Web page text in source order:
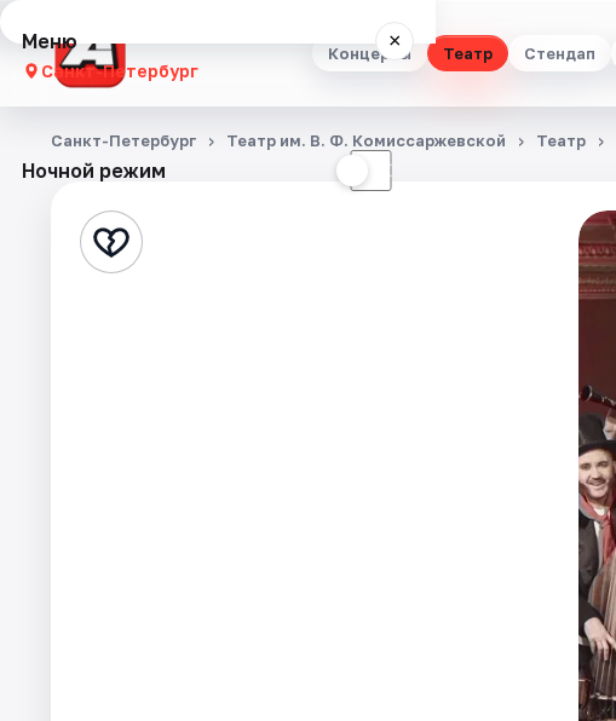
Концерты Театр Стендап
Меню ×
Санкт-Петербург
Концерты
Стендап
Ночной режим ☾
Санкт-Петербург Театр им. В. Ф. Комиссаржевской Театр